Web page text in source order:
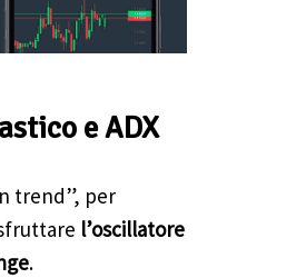
e ADX
trend”, per
l’oscillatore
.